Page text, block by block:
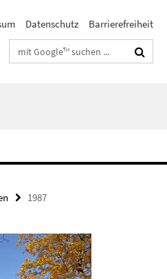
Datenschutz Barrierefreiheit
Suchbegriffe
1987